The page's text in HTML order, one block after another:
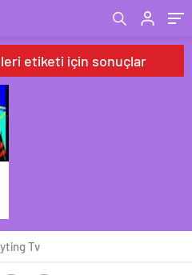
etiketi için sonuçlar
Tv